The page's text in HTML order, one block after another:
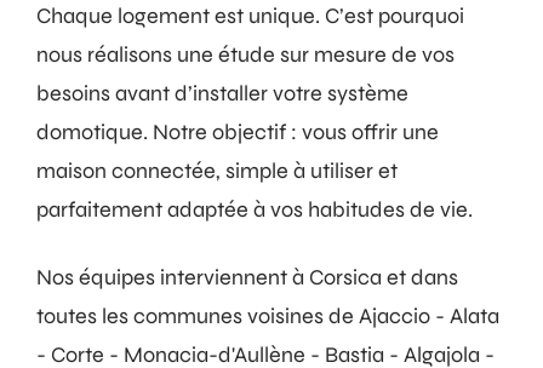
Chaque logement est unique. C’est pourquoi
nous réalisons une étude sur mesure de vos
besoins avant d’installer votre système
domotique. Notre objectif : vous offrir une
maison connectée, simple à utiliser et
parfaitement adaptée à vos habitudes de vie.
Nos équipes interviennent à Corsica et dans
toutes les communes voisines de Ajaccio - Alata
- Corte - Monacia-d'Aullène - Bastia - Algajola -